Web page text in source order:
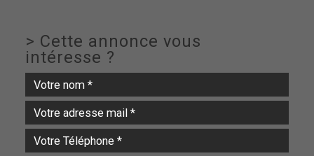
> Cette annonce vous
intéresse ?